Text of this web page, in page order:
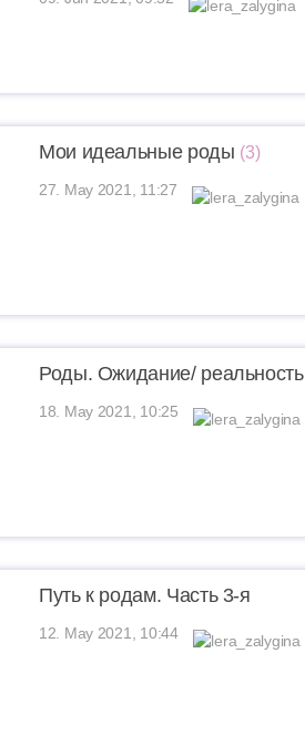
Мои идеальные роды (3)
27. May 2021, 11:27
Роды. Ожидание/ реальность
18. May 2021, 10:25
Путь к родам. Часть 3-я
12. May 2021, 10:44